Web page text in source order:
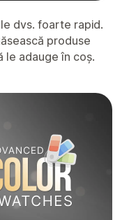
dvs. foarte rapid.
produse
le adauge în coș.